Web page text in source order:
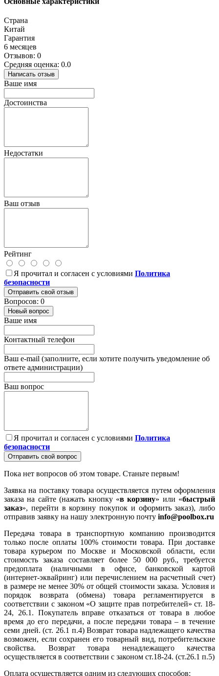
Страна
Китай
Гарантия
6 месяцев
Отзывов: 0
Средняя оценка: 0.0
Написать отзыв
Ваше имя
Достоинства
Недостатки
Ваш отзыв
Рейтинг
Я прочитал и согласен с условиями Политика
безопасности
Отправить свой отзыв
Вопросов: 0
Новый вопрос
Ваше имя
Контактный телефон
Ваш e-mail (заполните, если хотите получить уведомление об
ответе администрации)
Ваш вопрос
Я прочитал и согласен с условиями Политика
безопасности
Отправить свой вопрос
Пока нет вопросов об этом товаре. Станьте первым!
Заявка на поставку товара осуществляется путем оформления
заказа на сайте (нажать кнопку «в корзину» или «быстрый
заказ», перейти в корзину покупок и оформить заказ), либо
отправив заявку на нашу электронную почту info@poolbox.ru
Передача товара в транспортную компанию производится
только после оплаты 100% стоимости товара. При доставке
товара курьером по Москве и Московской области, если
стоимость заказа составляет более 50 000 руб., требуется
предоплата (наличными в офисе, банковской картой
(интернет-эквайринг) или перечислением на расчетный счет)
в размере не менее 30% от общей стоимости заказа. Условия и
порядок возврата (обмена) товара регламентируется в
соответствии с законом «О защите прав потребителей» ст. 18-
24, 26.1. Покупатель вправе отказаться от товара в любое
время до его передачи, а после передачи товара – в течение
семи дней. (ст. 26.1 п.4) Возврат товара надлежащего качества
возможен, если сохранен его товарный вид, потребительские
свойства. Возврат товара ненадлежащего качества
осуществляется в соответствии с законом ст.18-24. (ст.26.1 п.5)
Оплата осуществляется одним из следующих способов: